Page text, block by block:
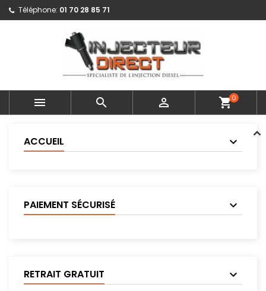
Téléphone: 01 70 28 85 71
   shopping_cart0
ACCUEIL
PAIEMENT SÉCURISÉ
RETRAIT GRATUIT